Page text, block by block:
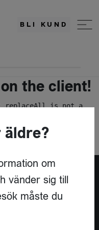
BLI KUND
the client!
is not a
äldre?
om
vänder sig till
måste du